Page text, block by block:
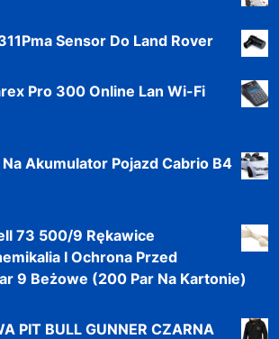
Sensor Do Land Rover
Pro 300 Online Lan Wi-Fi
Akumulator Pojazd Cabrio B4
73 500/9 Rękawice
I Ochrona Przed
9 Beżowe (200 Par Na Kartonie)
PIT BULL GUNNER CZARNA